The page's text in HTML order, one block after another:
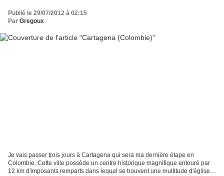
Publié le 29/07/2012 à 02:15
Par Gregoux
Je vais passer trois jours à Cartagena qui sera ma dernière étape en
Colombie. Cette ville possède un centre historique magnifique entouré par
12 km d'imposants remparts dans lequel se trouvent une multitude d'églises,